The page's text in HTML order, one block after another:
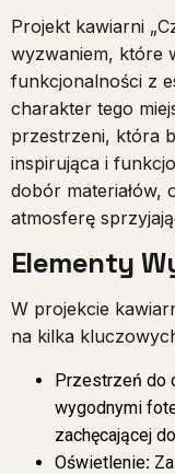
Projekt kawiarni
wyzwaniem, które
funkcjonalności z
charakter tego
przestrzeni, która
inspirująca i
dobór materiałów,
atmosferę
Elementy
W projekcie
na kilka
Przestrzeń do
wygodnymi
zachęcającej
Oświetlenie: